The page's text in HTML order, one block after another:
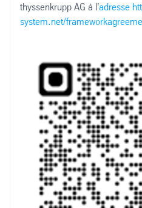
thyssenkrupp AG à l'adresse
system.net/